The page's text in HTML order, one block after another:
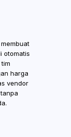
otomatis
harga
vendor